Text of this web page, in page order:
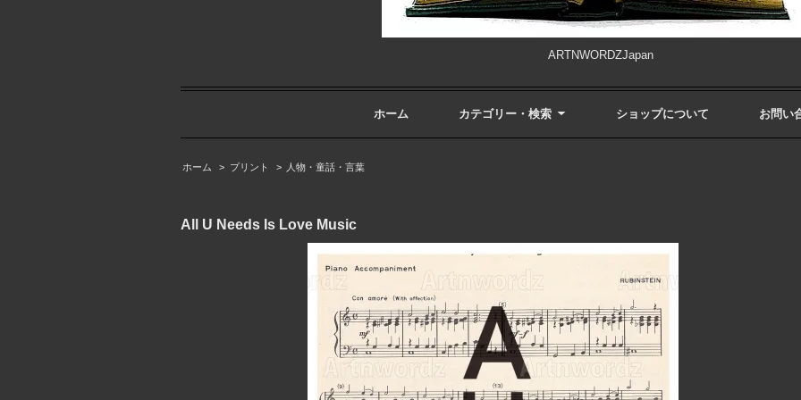
ARTNWORDZJapan
ホーム カテゴリー・検索 ショップについて お問い
ホーム > プリント > 人物・童話・言葉
All U Needs Is Love Music